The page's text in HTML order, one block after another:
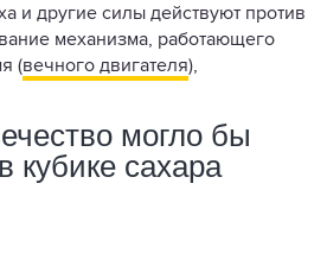
и другие силы действуют против
механизма, работающего
(вечного двигателя),
могло бы
кубике сахара